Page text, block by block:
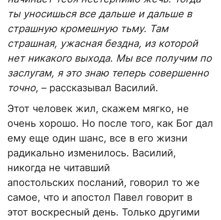
ты уносишься все дальше и дальше в
страшную кромешную тьму. Там
страшная, ужасная бездна, из которой
нет никакого выхода. Мы все получим по
заслугам, я это знаю теперь совершенно
точно, – рассказывал Василий.
Этот человек жил, скажем мягко, не
очень хорошо. Но после того, как Бог дал
ему еще один шанс, все в его жизни
радикально изменилось. Василий,
никогда не читавший
апостольских посланий, говорил то же
самое, что и апостол Павел говорит в
этот воскресный день. Только другими